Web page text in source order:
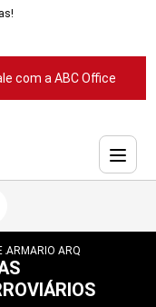
com a ABC Office
ACO 4 GAVETAS
ARMARIO ARQUIVO 4